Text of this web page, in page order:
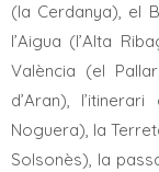
(la Cerdanya), el
l’Aigua (l’Alta
València (el
d’Aran),
Noguera), la
Solsonès), la